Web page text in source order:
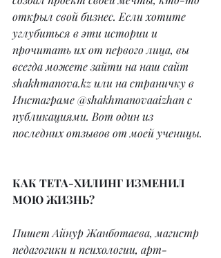
открыл свой бизнес. Если хотите
углубиться в эти истории и
прочитать их от первого лица, вы
всегда можете зайти на наш сайт
shakhmanova.kz или на страничку в
Инстаграме @shakhmanovaaizhan с
публикациями. Вот один из
последних отзывов от моей ученицы.
КАК ТЕТА-ХИЛИНГ ИЗМЕНИЛ
МОЮ ЖИЗНЬ?
Пишет Айнур Жанботаева, магистр
педагогики и психологии, арт-